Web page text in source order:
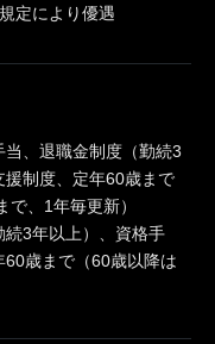
定により優遇
、退職金制度（勤続3
制度、定年60歳まで
で、1年毎更新）
3年以上）、資格手
歳まで（60歳以降は